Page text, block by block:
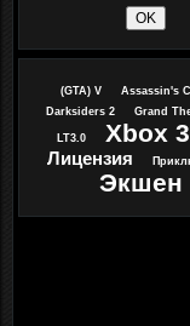
(GTA) V
Assassin's
Darksiders 2
Grand
LT3.0 Xbox
Лицензия
Экшен